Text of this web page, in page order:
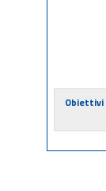
Obiettivi